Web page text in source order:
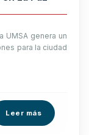
UMSA genera un
para la ciudad
Leer más